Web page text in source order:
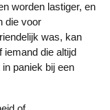
worden lastiger, en
die voor
was, kan
iemand die altijd
paniek bij een